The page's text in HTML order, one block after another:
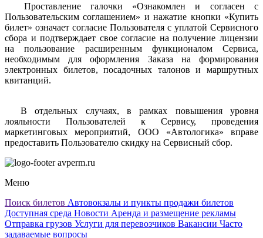
Проставление галочки «Ознакомлен и согласен с
Пользовательским соглашением» и нажатие кнопки «Купить
билет» означает согласие Пользователя с уплатой Сервисного
сбора и подтверждает свое согласие на получение лицензии
на пользование расширенным функционалом Сервиса,
необходимым для оформления Заказа на формирования
электронных билетов, посадочных талонов и маршрутных
квитанций.
В отдельных случаях, в рамках повышения уровня
лояльности Пользователей к Сервису, проведения
маркетинговых мероприятий, ООО «Автологика» вправе
предоставить Пользователю скидку на Сервисный сбор.
avperm.ru
Меню
Поиск билетов Автовокзалы и пункты продажи билетов
Доступная среда Новости Аренда и размещение рекламы
Отправка грузов Услуги для перевозчиков Вакансии Часто
задаваемые вопросы